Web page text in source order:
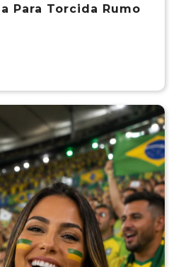
Para Torcida Rumo